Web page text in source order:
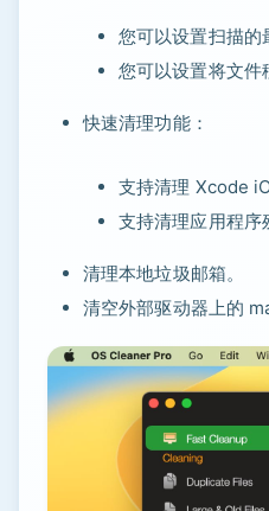
您可以设置扫描的
您可以设置将文件
快速清理功能：
支持清理 Xcode
支持清理应用程序
清理本地垃圾邮箱。
清空外部驱动器上的